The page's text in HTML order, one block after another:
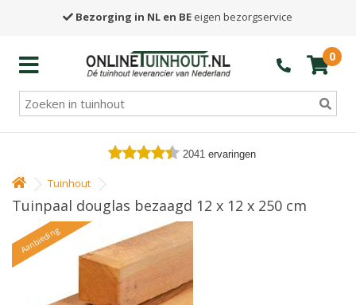
Bezorging in NL en BE eigen bezorgservice
0
2041 ervaringen
Tuinhout
Tuinpaal douglas bezaagd 12 x 12 x 250 cm
Aanbieding